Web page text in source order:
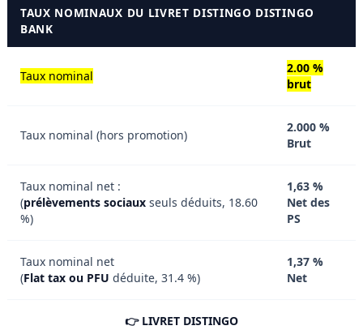
TAUX NOMINAUX DU LIVRET DISTINGO DISTINGO
BANK
Taux nominal
2.00 %
brut
Taux nominal (hors promotion)
2.000 %
Brut
Taux nominal net :
(prélèvements sociaux seuls déduits, 18.60
%)
1,63 %
Net des
PS
Taux nominal net
(Flat tax ou PFU déduite, 31.4 %)
1,37 %
Net
👉 LIVRET DISTINGO